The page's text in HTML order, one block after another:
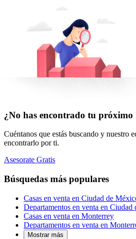
¿No has encontrado tu próximo
Cuéntanos que estás buscando y nuestro
encontrarlo por ti.
Asesorate Gratis
Búsquedas más populares
Casas en venta en Ciudad de
Departamentos en venta en Ciudad
Casas en venta en Monterrey
Departamentos en venta en
Mostrar más